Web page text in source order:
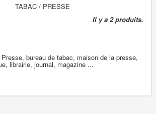
TABAC / PRESSE
Il y a 2 produits.
bureau de tabac, maison de la presse,
librairie, journal, magazine ...